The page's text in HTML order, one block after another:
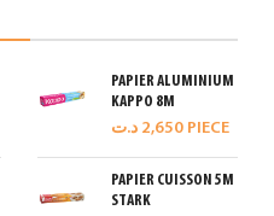
PAPIER ALUMINIUM
KAPPO 8M
2,650 د.ت PIECE
PAPIER CUISSON 5M
STARK